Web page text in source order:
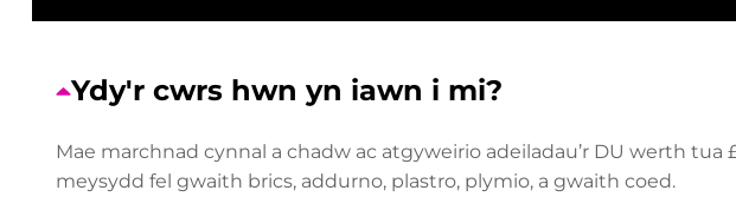
Ydy'r cwrs hwn yn iawn i mi?
Mae marchnad cynnal a chadw ac atgyweirio adeiladau’r DU werth
meysydd fel gwaith brics, addurno, plastro, plymio, a gwaith coed.